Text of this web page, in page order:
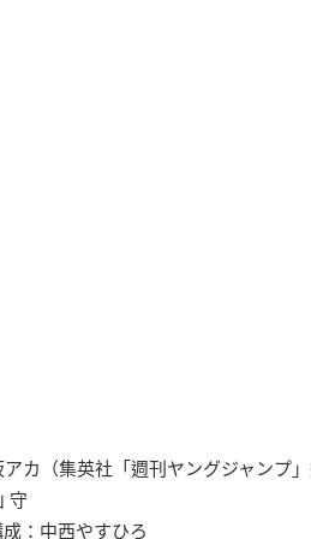
カ（集英社「週刊ヤングジャンプ
守
：中西やすひろ